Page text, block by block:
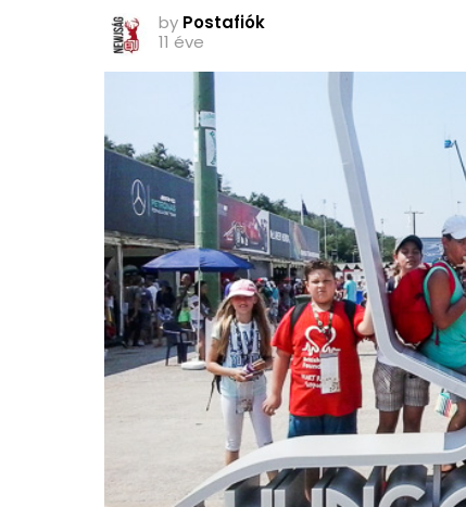
by Postafiók
11 éve